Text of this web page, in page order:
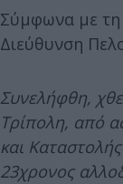
Σύμφωνα με τη
Διεύθυνση
Συνελήφθη,
Τρίπολη, από
και
23χρονος